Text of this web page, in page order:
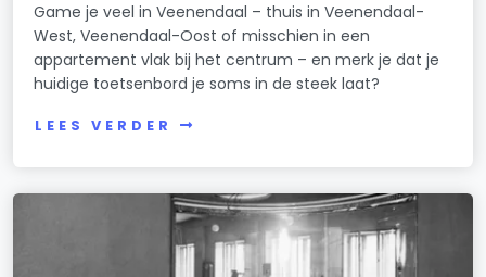
Game je veel in Veenendaal – thuis in Veenendaal-
West, Veenendaal-Oost of misschien in een
appartement vlak bij het centrum – en merk je dat je
huidige toetsenbord je soms in de steek laat?
LEES VERDER